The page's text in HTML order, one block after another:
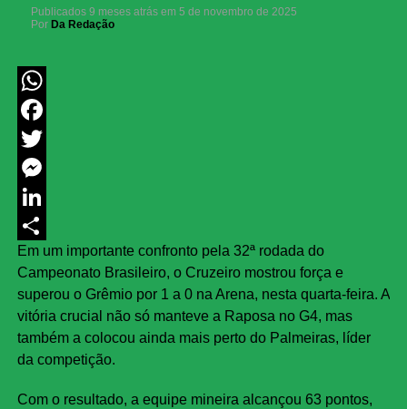
Publicados 9 meses atrás em 5 de novembro de 2025
Por Da Redação
WhatsApp
Facebook
Twitter
Messenger
LinkedIn
Share
Em um importante confronto pela 32ª rodada do
Campeonato Brasileiro, o Cruzeiro mostrou força e
superou o Grêmio por 1 a 0 na Arena, nesta quarta-feira. A
vitória crucial não só manteve a Raposa no G4, mas
também a colocou ainda mais perto do Palmeiras, líder
da competição.
Com o resultado, a equipe mineira alcançou 63 pontos,